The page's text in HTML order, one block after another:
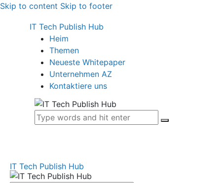
Skip to content Skip to footer
IT Tech Publish Hub
Heim
Themen
Neueste Whitepaper
Unternehmen AZ
Kontaktiere uns
IT Tech Publish Hub